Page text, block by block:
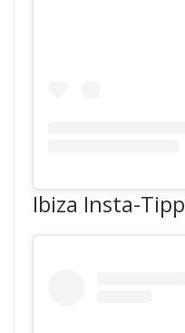
Ibiza Insta-Tipp